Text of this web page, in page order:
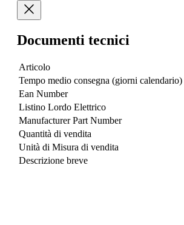
Documenti tecnici
Articolo
Tempo medio consegna (giorni calendario)
Ean Number
Listino Lordo Elettrico
Manufacturer Part Number
Quantità di vendita
Unità di Misura di vendita
Descrizione breve